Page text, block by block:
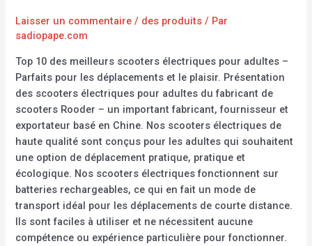
Laisser un commentaire / des produits / Par
sadiopape.com
Top 10 des meilleurs scooters électriques pour adultes –
Parfaits pour les déplacements et le plaisir. Présentation
des scooters électriques pour adultes du fabricant de
scooters Rooder – un important fabricant, fournisseur et
exportateur basé en Chine. Nos scooters électriques de
haute qualité sont conçus pour les adultes qui souhaitent
une option de déplacement pratique, pratique et
écologique. Nos scooters électriques fonctionnent sur
batteries rechargeables, ce qui en fait un mode de
transport idéal pour les déplacements de courte distance.
Ils sont faciles à utiliser et ne nécessitent aucune
compétence ou expérience particulière pour fonctionner.